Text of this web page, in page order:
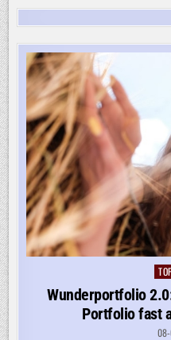
in
Wunderportfolio
Portfolio fast